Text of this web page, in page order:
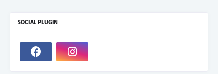
SOCIAL PLUGIN